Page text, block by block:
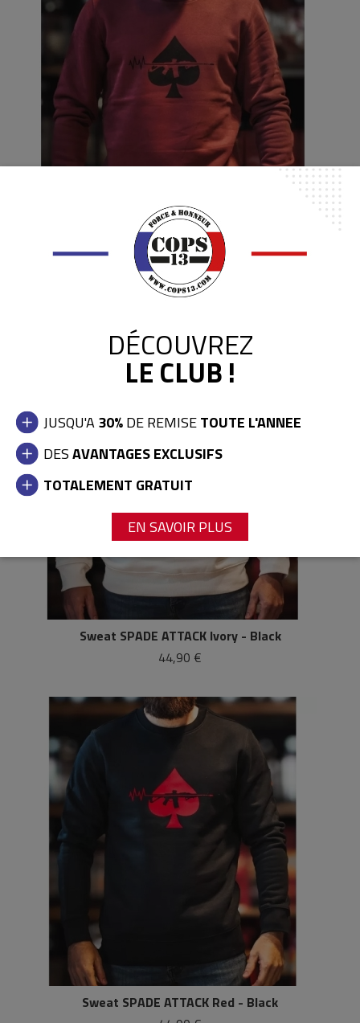
DÉCOUVREZ
LE CLUB !
JUSQU'A30%DE REMISETOUTE L'ANNEE
DESAVANTAGES EXCLUSIFS
TOTALEMENT GRATUIT
EN SAVOIR PLUS
Sweat SPADE ATTACK Dark Cherry - Black
44,90 €
Sweat SPADE ATTACK Ivory - Black
44,90 €
Sweat SPADE ATTACK Red - Black